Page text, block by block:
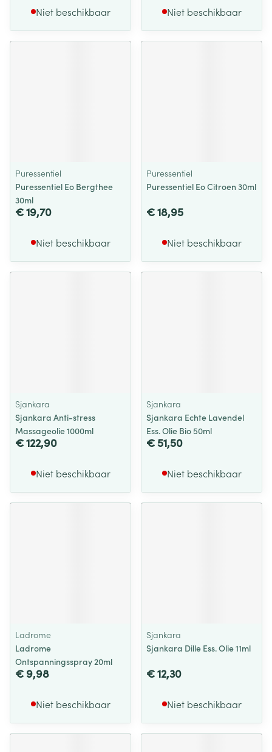
Niet beschikbaar Niet beschikbaar
Puressentiel
Puressentiel Eo Bergthee
30ml
€ 19,70
Niet beschikbaar
Puressentiel
Puressentiel Eo Citroen 30ml
€ 18,95
Niet beschikbaar
Sjankara
Sjankara Anti-stress
Massageolie 1000ml
€ 122,90
Niet beschikbaar
Sjankara
Sjankara Echte Lavendel
Ess. Olie Bio 50ml
€ 51,50
Niet beschikbaar
Ladrome
Ladrome
Ontspanningsspray 20ml
€ 9,98
Niet beschikbaar
Sjankara
Sjankara Dille Ess. Olie 11ml
€ 12,30
Niet beschikbaar